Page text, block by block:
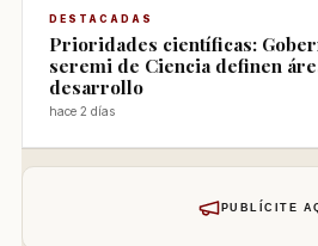
DESTACADAS
Prioridades científicas:
seremi de Ciencia definen
desarrollo
hace 2 días
PUBLÍCITE